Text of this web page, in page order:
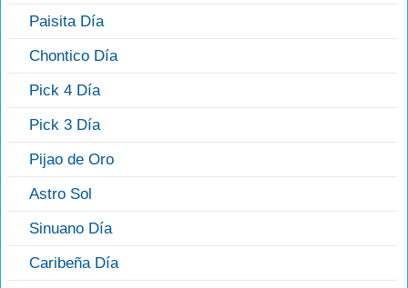
Paisita Día
Chontico Día
Pick 4 Día
Pick 3 Día
Pijao de Oro
Astro Sol
Sinuano Día
Caribeña Día